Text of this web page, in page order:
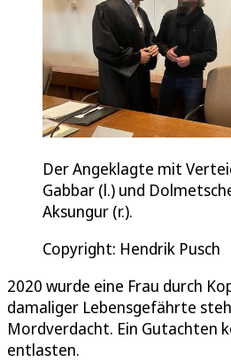
Der Angeklagte mit
Gabbar (l.) und
Aksungur (r.).
Copyright: Hendrik Pusch
2020 wurde eine Frau durch
damaliger Lebensgefährte
Mordverdacht. Ein Gutachten
entlasten.